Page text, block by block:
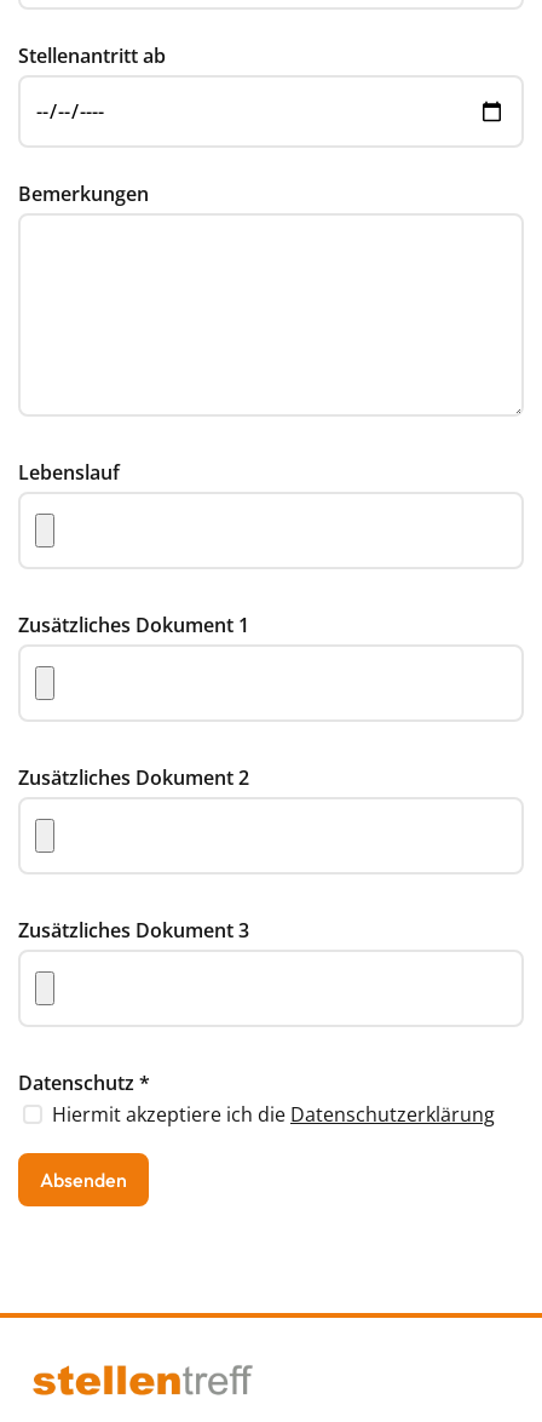
Stellenantritt ab
Bemerkungen
Lebenslauf
Zusätzliches Dokument 1
Zusätzliches Dokument 2
Zusätzliches Dokument 3
Datenschutz*
Hiermit akzeptiere ich die Datenschutzerklärung